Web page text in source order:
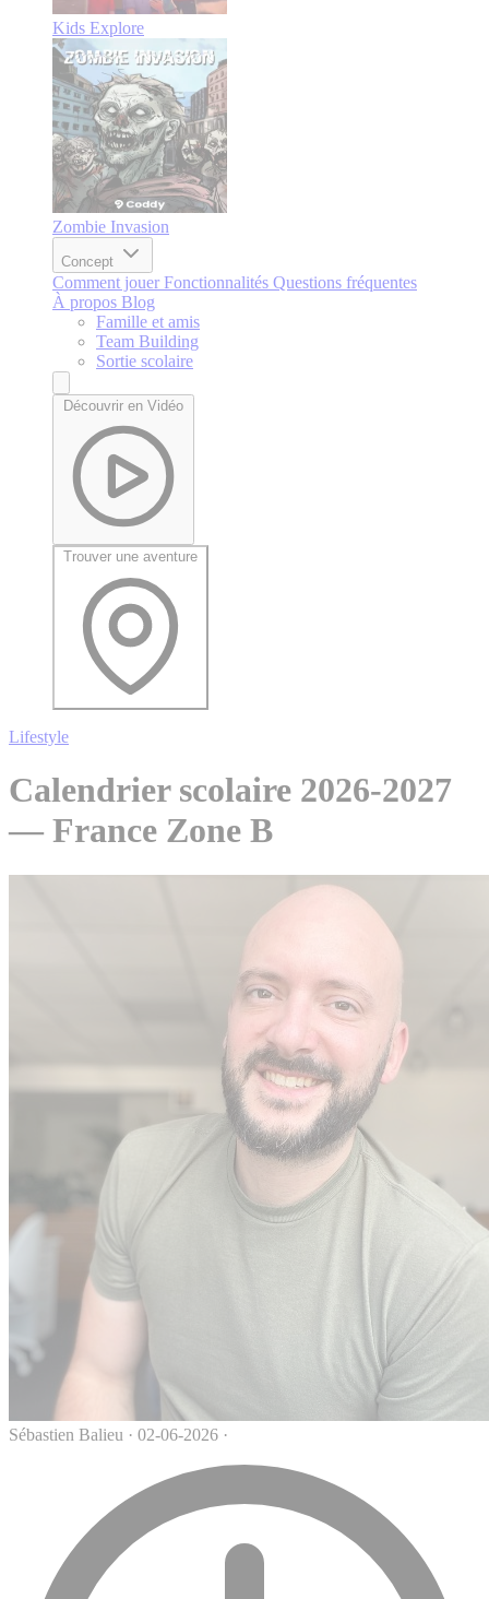
Kids Explore
Zombie Invasion
Concept
Comment jouer Fonctionnalités Questions fréquentes
À propos Blog
Famille et amis
Team Building
Sortie scolaire
Découvrir en Vidéo
Trouver une aventure
Lifestyle
Calendrier scolaire 2026-2027
— France Zone B
Sébastien Balieu · 02-06-2026 ·